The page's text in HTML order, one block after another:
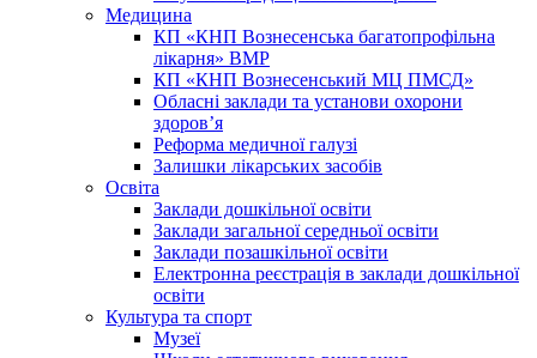
Медицина
КП «КНП Вознесенська багатопрофільна
лікарня» ВМР
КП «КНП Вознесенський МЦ ПМСД»
Обласні заклади та установи охорони
здоров’я
Реформа медичної галузі
Залишки лікарських засобів
Освіта
Заклади дошкільної освіти
Заклади загальної середньої освіти
Заклади позашкільної освіти
Електронна реєстрація в заклади дошкільної
освіти
Культура та спорт
Музеї